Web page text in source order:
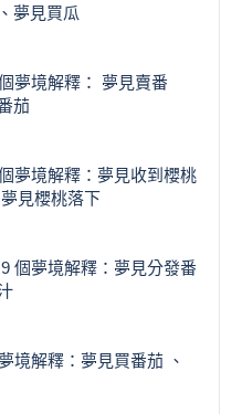
夢見買瓜
夢境解釋： 夢見賣番
茄
夢境解釋：夢見收到櫻桃
見櫻桃落下
個夢境解釋：夢見分發番
境解釋：夢見買番茄 、